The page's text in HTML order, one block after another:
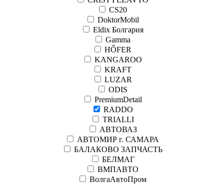
CS20
DoktorMobil
Eldix Болгария
Gamma
HŐFER
KANGAROO
KRAFT
LUZAR
ODIS
PremiumDetail
RADDO
TRIALLI
АВТОВАЗ
АВТОМИР г. САМАРА
БАЛАКОВО ЗАПЧАСТЬ
БЕЛМАГ
ВМПАВТО
ВолгаАвтоПром